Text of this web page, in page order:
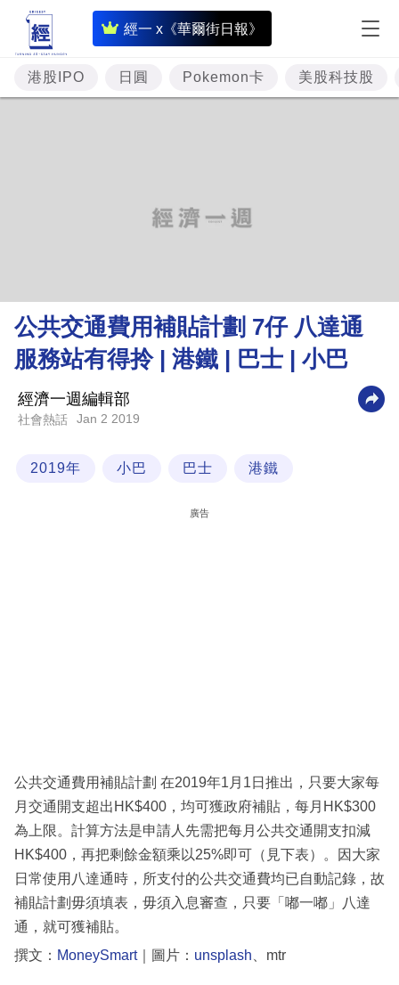
經一 x《華爾街日報》
即
時
財
經
理
財
商
業
科
區
港股IPO 日圓 Pokemon卡 美股科技股
公共交通費用補貼計劃 7仔 八達通
服務站有得拎 | 港鐵 | 巴士 | 小巴
經濟一週編輯部
社會熱話 Jan 2 2019
2019年 小巴 巴士 港鐵
廣告
公共交通費用補貼計劃 在2019年1月1日推出，只要大家每
月交通開支超出HK$400，均可獲政府補貼，每月HK$300
為上限。計算方法是申請人先需把每月公共交通開支扣減
HK$400，再把剩餘金額乘以25%即可（見下表）。因大家
日常使用八達通時，所支付的公共交通費均已自動記錄，故
補貼計劃毋須填表，毋須入息審查，只要「嘟一嘟」八達
通，就可獲補貼。
撰文： MoneySmart｜圖片： unsplash 、mtr